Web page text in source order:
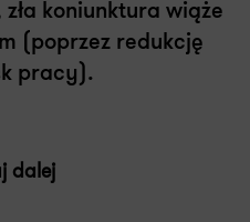
koniunktura wiąże
(poprzez redukcję
pracy).
dalej